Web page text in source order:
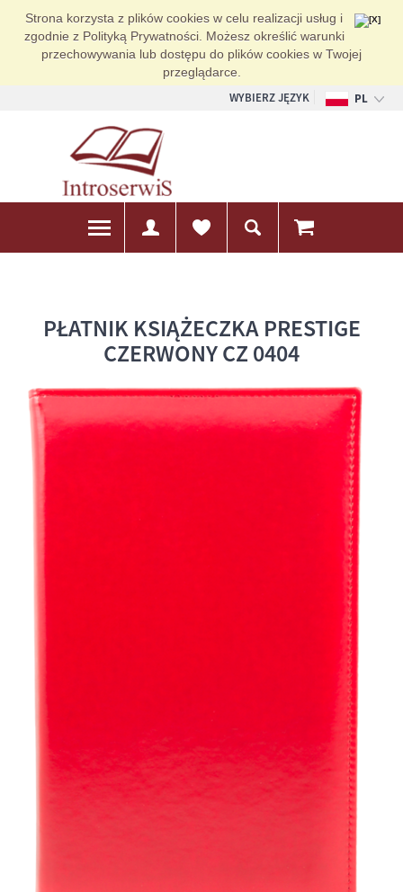
Strona korzysta z plików cookies w celu realizacji usług i
zgodnie z Polityką Prywatności. Możesz określić warunki
przechowywania lub dostępu do plików cookies w Twojej
przeglądarce.
WYBIERZ JĘZYK
PL
PŁATNIK KSIĄŻECZKA PRESTIGE
CZERWONY CZ 0404